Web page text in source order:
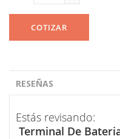
COTIZAR
RESEÑAS
Estás revisando:
Terminal De